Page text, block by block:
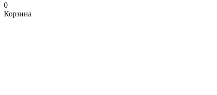
0
Корзина